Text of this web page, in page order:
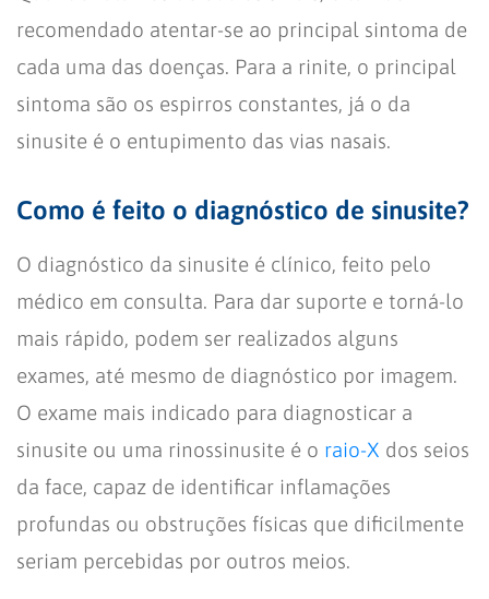
recomendado atentar-se ao principal sintoma de
cada uma das doenças. Para a rinite, o principal
sintoma são os espirros constantes, já o da
sinusite é o entupimento das vias nasais.
Como é feito o diagnóstico de sinusite?
O diagnóstico da sinusite é clínico, feito pelo
médico em consulta. Para dar suporte e torná-lo
mais rápido, podem ser realizados alguns
exames, até mesmo de diagnóstico por imagem.
O exame mais indicado para diagnosticar a
sinusite ou uma rinossinusite é o raio-X dos seios
da face, capaz de identificar inflamações
profundas ou obstruções físicas que dificilmente
seriam percebidas por outros meios.